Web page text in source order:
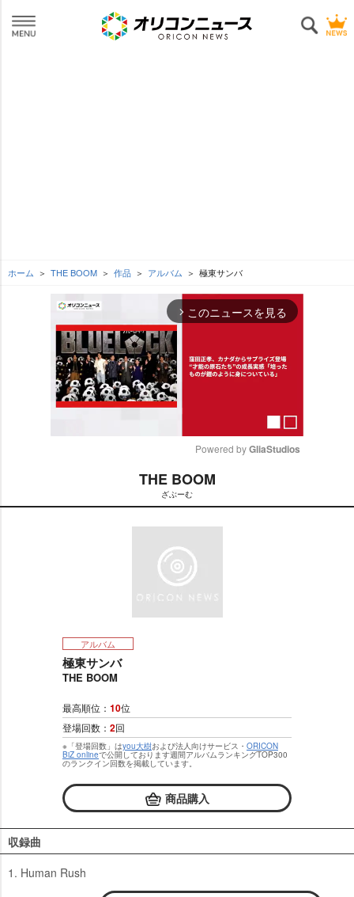
ホーム THE BOOM 作品 アルバム 極東サンバ
arrow_forward_ios このニュースを見る
t
Powered by GliaStudios
THE BOOM
ざぶーむ
アルバム
極東サンバ
THE BOOM
最高順位： 10位
登場回数： 2回
※「登場回数」はyou大樹および法人向けサービス・ ORICON
BiZ onlineで公開しております週間アルバムランキングTOP300
のランクイン回数を掲載しています。
商品購入
収録曲
1. Human Rush